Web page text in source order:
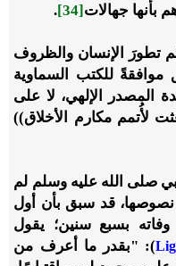
بأنها جهالات[34]
.
تطورَ الإنسان والظروف
موافقةً للكتب السماوية
المصدر الإلهي، لا على
لأُتمم مكارم الأخلاق))
صلى الله عليه وسلم لم
نصوصها، قد سبق بأن أول
أي بعد وفاته بسبع سنين؛ يقول
): "بقدر ما أعرف من